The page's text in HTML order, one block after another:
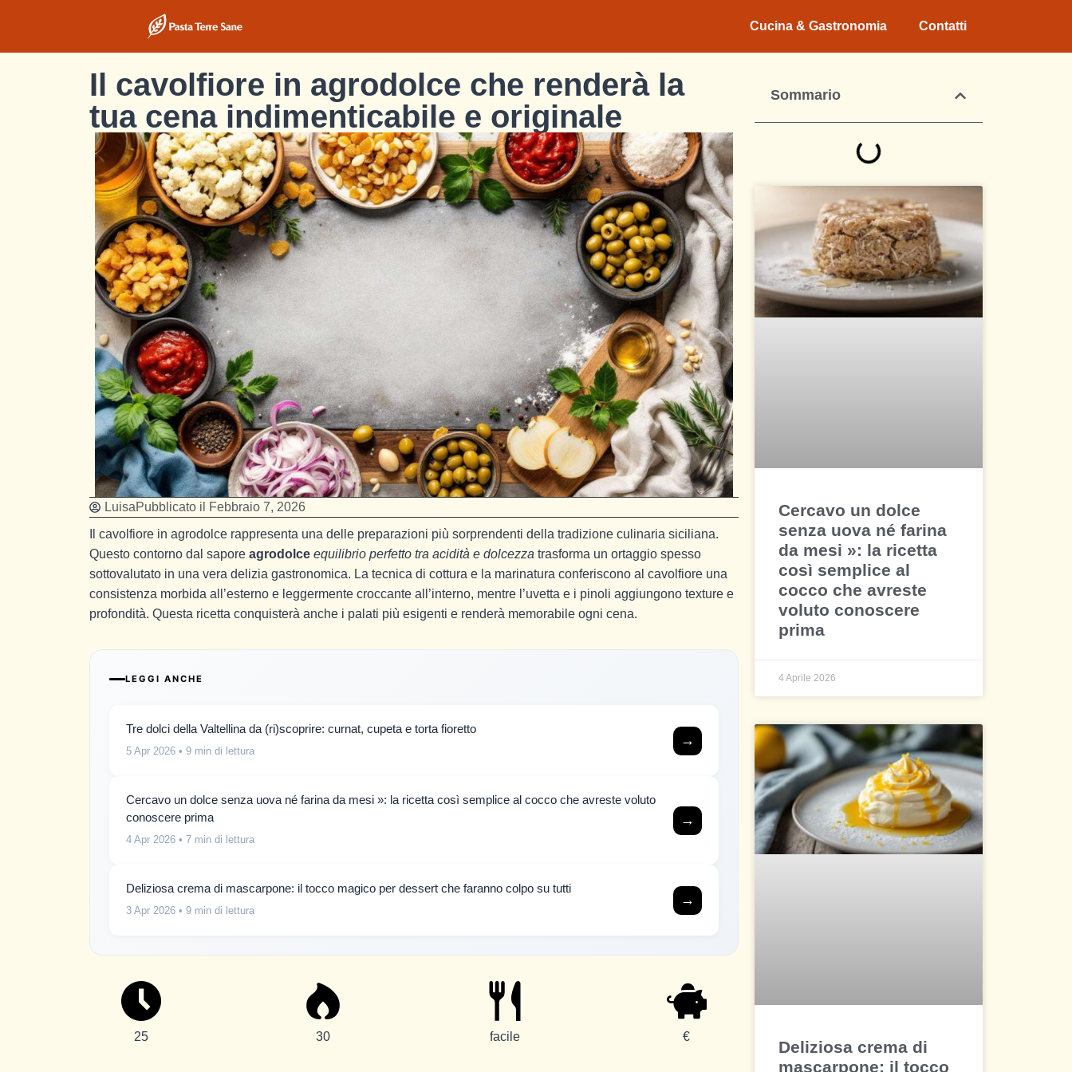
Cucina & Gastronomia Contatti
Sommario
Cercavo un dolce
senza uova né farina
da mesi »: la ricetta
così semplice al
cocco che avreste
voluto conoscere
prima
4 Aprile 2026
Deliziosa crema di
mascarpone: il tocco
Il cavolfiore in agrodolce che renderà la
tua cena indimenticabile e originale
LuisaPubblicato il
Febbraio 7, 2026
Il cavolfiore in agrodolce rappresenta una delle preparazioni più sorprendenti della tradizione culinaria siciliana.
Questo contorno dal sapore agrodolce equilibrio perfetto tra acidità e dolcezza trasforma un ortaggio spesso
sottovalutato in una vera delizia gastronomica. La tecnica di cottura e la marinatura conferiscono al cavolfiore una
consistenza morbida all’esterno e leggermente croccante all’interno, mentre l’uvetta e i pinoli aggiungono texture e
profondità. Questa ricetta conquisterà anche i palati più esigenti e renderà memorabile ogni cena.
LEGGI ANCHE
Tre dolci della Valtellina da (ri)scoprire: curnat, cupeta e torta fioretto
5 Apr 2026 • 9 min di lettura
→
Cercavo un dolce senza uova né farina da mesi »: la ricetta così semplice al cocco che avreste voluto
conoscere prima
4 Apr 2026 • 7 min di lettura
→
Deliziosa crema di mascarpone: il tocco magico per dessert che faranno colpo su tutti
3 Apr 2026 • 9 min di lettura
→
25 30 facile €